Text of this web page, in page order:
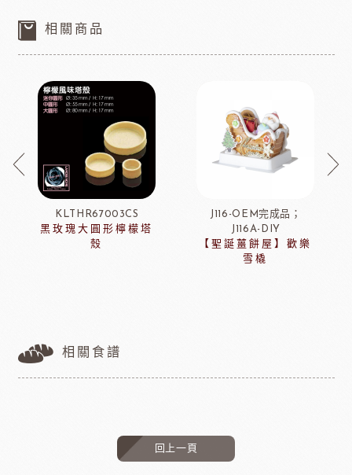
相關商品
KLTHR67003CS
黑玫瑰大圓形檸檬塔
殼
J116-OEM完成品；
J116A-DIY
【聖誕薑餅屋】歡樂
雪橇
相關食譜
回上一頁